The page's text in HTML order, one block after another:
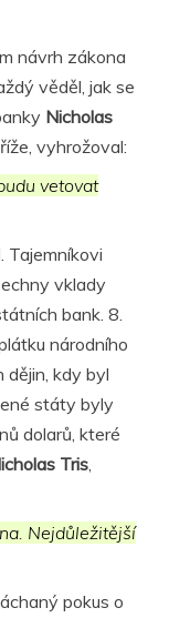
návrh zákona
věděl, jak se
Nicholas
vyhrožoval:
vetovat
Tajemníkovi
vklady
bank. 8.
národního
dějin, kdy byl
státy byly
dolarů, které
Tris
Nejdůležitější
pokus o